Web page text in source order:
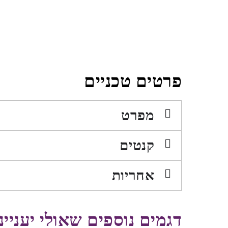
פרטים טכניים
מפרט
קנטים
אחריות
דגמים נוספים שאולי